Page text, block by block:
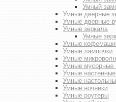
Умный
Умные дверные
Умные дверные
Умные зеркала
Умные
Умные
Умные лампочки
Умные
Умные мусорные
Умные
Умные
Умные ночники
Умные роутеры